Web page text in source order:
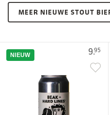
MEER NIEUWE STOUT
9.95
NIEUW